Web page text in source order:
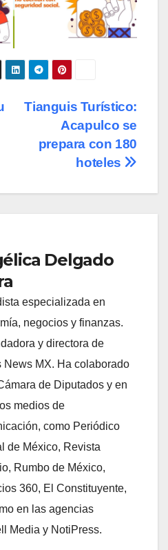
Tianguis Turístico:
Acapulco se
prepara con 180
hoteles
Delgado
especializada en
negocios y finanzas.
y directora de
News MX. Ha colaborado
de Diputados y en
medios de
como Periódico
de México, Revista
Rumbo de México,
360, El Constituyente,
en las agencias
Media y NotiPress.